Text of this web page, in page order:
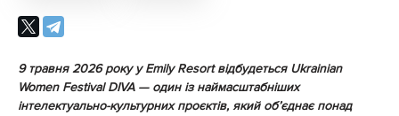
9 травня 2026 року у Emily Resort відбудеться Ukrainian
Women Festival DIVA — один із наймасштабніших
інтелектуально-культурних проєктів, який об’єднає понад